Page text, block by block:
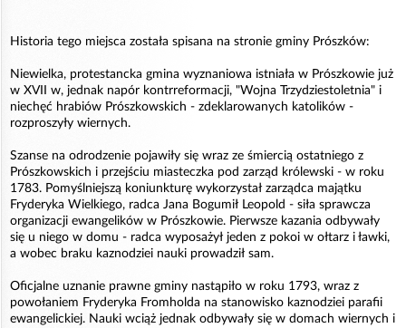
Historia tego miejsca została spisana na stronie gminy Prószków:
Niewielka, protestancka gmina wyznaniowa istniała w Prószkowie już
w XVII w, jednak napór kontrreformacji, "Wojna Trzydziestoletnia" i
niechęć hrabiów Prószkowskich - zdeklarowanych katolików -
rozproszyły wiernych.
Szanse na odrodzenie pojawiły się wraz ze śmiercią ostatniego z
Prószkowskich i przejściu miasteczka pod zarząd królewski - w roku
1783. Pomyślniejszą koniunkturę wykorzystał zarządca majątku
Fryderyka Wielkiego, radca Jana Bogumił Leopold - siła sprawcza
organizacji ewangelików w Prószkowie. Pierwsze kazania odbywały
się u niego w domu - radca wyposażył jeden z pokoi w ołtarz i ławki,
a wobec braku kaznodziei nauki prowadził sam.
Oficjalne uznanie prawne gminy nastąpiło w roku 1793, wraz z
powołaniem Fryderyka Fromholda na stanowisko kaznodziei parafii
ewangelickiej. Nauki wciąż jednak odbywały się w domach wiernych i